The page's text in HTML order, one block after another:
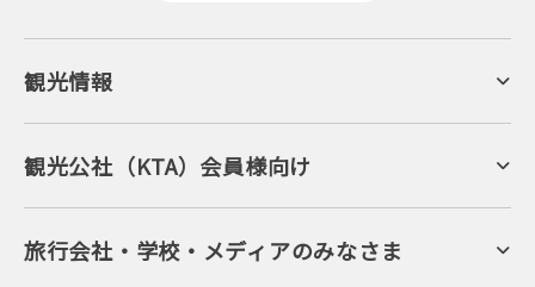
観光情報
京丹後について
ジオパークの絶景
キャンプ・グランピング
自然景観
旬の食
フルーツ
美術館・資料館
観光公社（KTA）会員様向け
KTA会員コミュニティ
会員向けサービス
KTAニュースレター
会員加入・会員情報（会員規程）
旅行会社・学校・メディアのみなさま
プレスリリース